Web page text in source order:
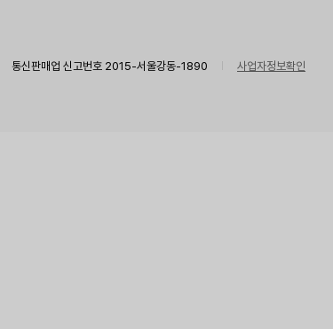
통신판매업 신고번호 2015-서울강동-1890 사업자정보확인